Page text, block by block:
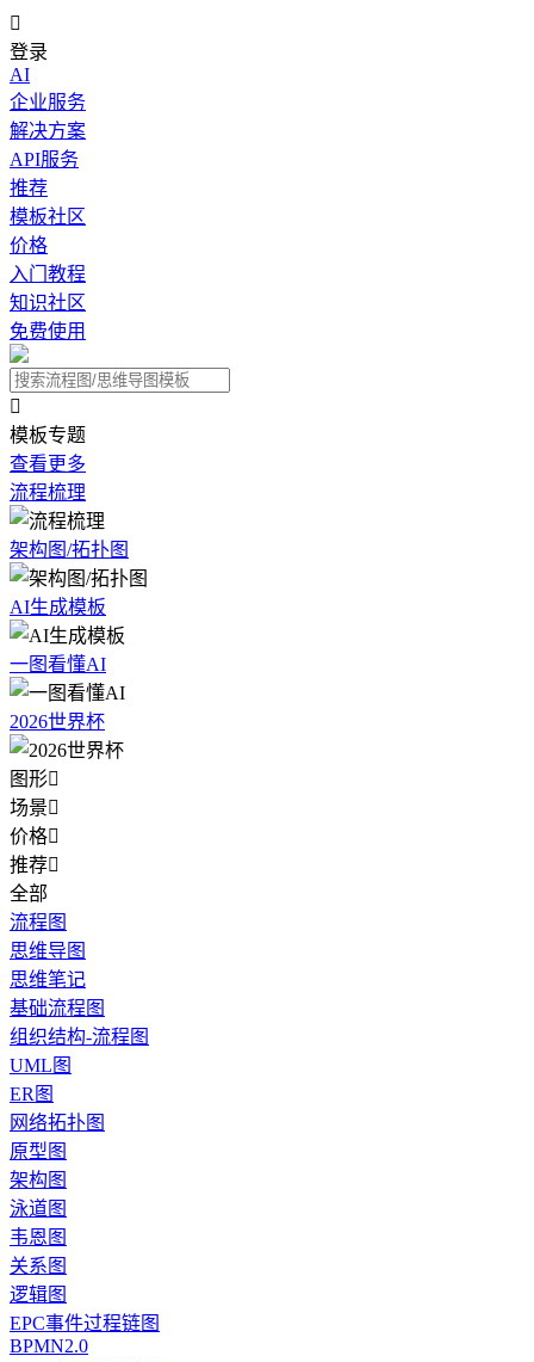

登录
AI
企业服务
解决方案
API服务
推荐
模板社区
价格
入门教程
知识社区
免费使用

模板专题
查看更多
流程梳理
架构图/拓扑图
AI生成模板
一图看懂AI
2026世界杯
图形
场景
价格
推荐
全部
流程图
思维导图
思维笔记
基础流程图
组织结构-流程图
UML图
ER图
网络拓扑图
原型图
架构图
泳道图
韦恩图
关系图
逻辑图
EPC事件过程链图
BPMN2.0